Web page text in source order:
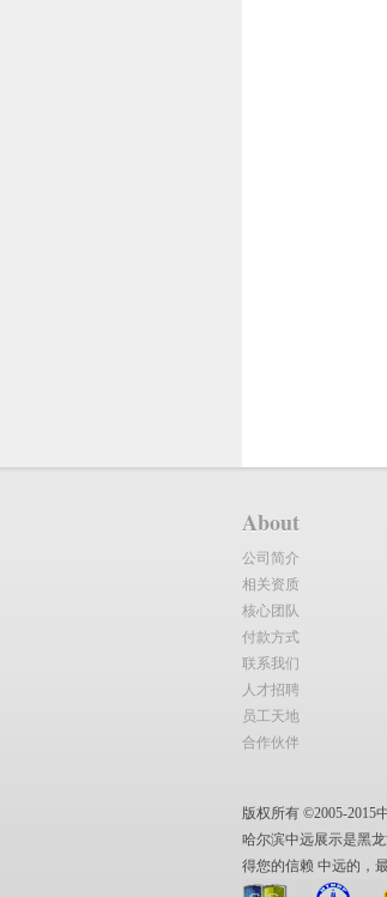
About
公司简介
相关资质
核心团队
付款方式
联系我们
人才招聘
员工天地
合作伙伴
版权所有 ©2005-2015
哈尔滨中远展示是黑
得您的信赖 中远的，